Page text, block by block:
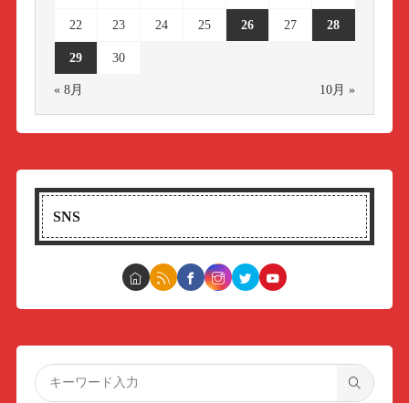
22 23 24 25 26 27 28
29 30
« 8月 10月 »
SNS